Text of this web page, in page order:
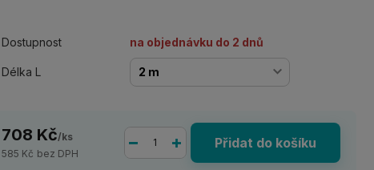
Dostupnost na objednávku do 2 dnů
Délka L
708 Kč/ks
585 Kč bez DPH
Přidat do košíku